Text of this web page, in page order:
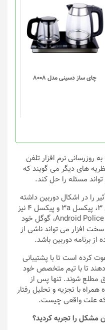
چای ساز دسینی مدل 8008
محصول
دارای
انواع
مختلفی
می
گزینه
محصول
انتخاب
شوند
روزرسانی نرم افزار تلفن
های دیگر می گویند که
مسئله را حل کند.
۲ بیشترین تأثیر را در اشکال دوربین داشته
باشد. سپس برخی از کاربران پیکسل ۳، پیکسل 3a و پیکسل ۴ نیز
تحت تأثیر قرار گرفته اند. طبق گفته Android Police، گوگل خود
افزار می تواند ناشی از
از برنامه دوربین باشد.
کرده است تا با پشتیبانی
دهند تا با تیم متخصص خود
مطلع شوند. تنها پس از
با تجزیه و تحلیل رفتار
که علت واقعی چیست.